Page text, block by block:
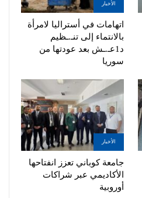
الأخبار
اتهامات في أستراليا لامرأة
بالانتماء إلى تنـ.ـظيم
د1عـ.ـش بعد عودتها من
سوريا
الأخبار
جامعة كوباني تعزز انفتاحها
الأكاديمي عبر شراكات
أوروبية